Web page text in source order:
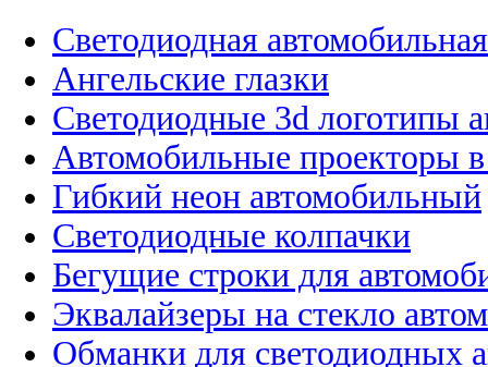
Светодиодная
Ангельские глазки
Светодиодные 3d логотипы
Автомобильные проекторы
Гибкий неон автомобильный
Светодиодные колпачки
Бегущие строки для
Эквалайзеры на стекло
Обманки для светодиодных